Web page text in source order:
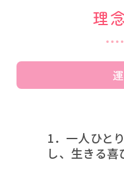
理
1．一人ひと
し、生きる喜